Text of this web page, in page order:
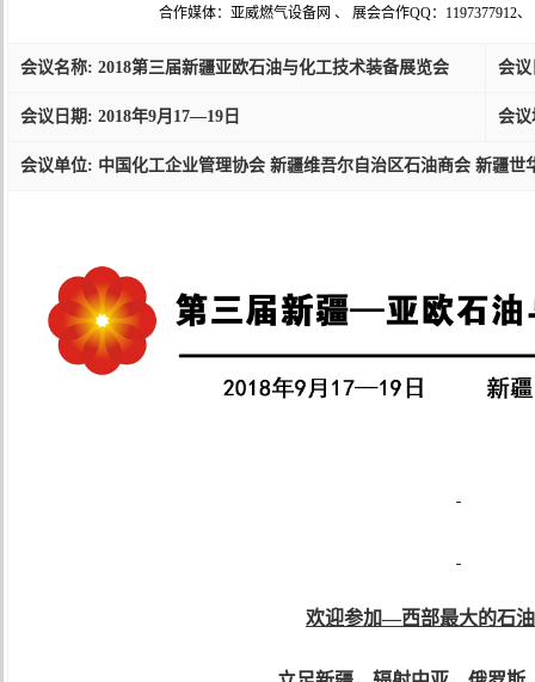
合作媒体：亚威燃气设备网 、 展会合作QQ：1197377912、
会议名称: 2018第三届新疆亚欧石油与化工技术装备展览会 会议
会议日期: 2018年9月17—19日 会议
会议单位: 中国化工企业管理协会 新疆维吾尔自治区石油商会 新疆世
欢迎参加—西部最大的石